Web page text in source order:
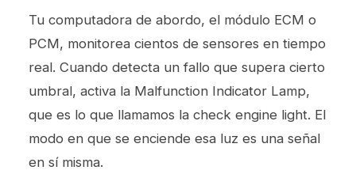
Tu computadora de abordo, el módulo ECM o
PCM, monitorea cientos de sensores en tiempo
real. Cuando detecta un fallo que supera cierto
umbral, activa la Malfunction Indicator Lamp,
que es lo que llamamos la check engine light. El
modo en que se enciende esa luz es una señal
en sí misma.